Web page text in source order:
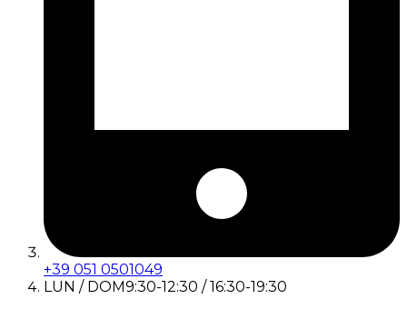
+39 051 0501049
LUN / DOM9:30-12:30 / 16:30-19:30